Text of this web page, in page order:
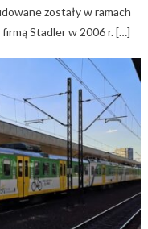
zostały w ramach
Stadler w 2006 r. […]